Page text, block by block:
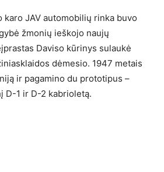
karo JAV automobilių rinka buvo
žmonių ieškojo naujų
Daviso kūrinys sulaukė
dėmesio. 1947 metais
ir pagamino du prototipus –
D-1 ir D-2 kabrioletą.